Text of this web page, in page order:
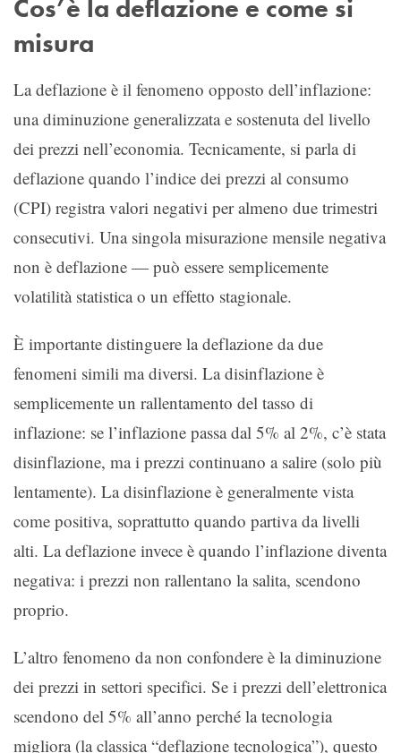
Cos’è la deflazione e come si
misura
La deflazione è il fenomeno opposto dell’inflazione:
una diminuzione generalizzata e sostenuta del livello
dei prezzi nell’economia. Tecnicamente, si parla di
deflazione quando l’indice dei prezzi al consumo
(CPI) registra valori negativi per almeno due trimestri
consecutivi. Una singola misurazione mensile negativa
non è deflazione — può essere semplicemente
volatilità statistica o un effetto stagionale.
È importante distinguere la deflazione da due
fenomeni simili ma diversi. La disinflazione è
semplicemente un rallentamento del tasso di
inflazione: se l’inflazione passa dal 5% al 2%, c’è stata
disinflazione, ma i prezzi continuano a salire (solo più
lentamente). La disinflazione è generalmente vista
come positiva, soprattutto quando partiva da livelli
alti. La deflazione invece è quando l’inflazione diventa
negativa: i prezzi non rallentano la salita, scendono
proprio.
L’altro fenomeno da non confondere è la diminuzione
dei prezzi in settori specifici. Se i prezzi dell’elettronica
scendono del 5% all’anno perché la tecnologia
migliora (la classica “deflazione tecnologica”), questo